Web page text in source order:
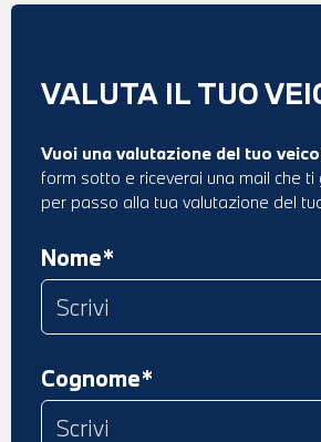
VALUTA IL TUO
Vuoi una valutazione del tuo
form sotto e riceverai una mail che
per passo alla tua valutazione del
Nome*
Cognome*